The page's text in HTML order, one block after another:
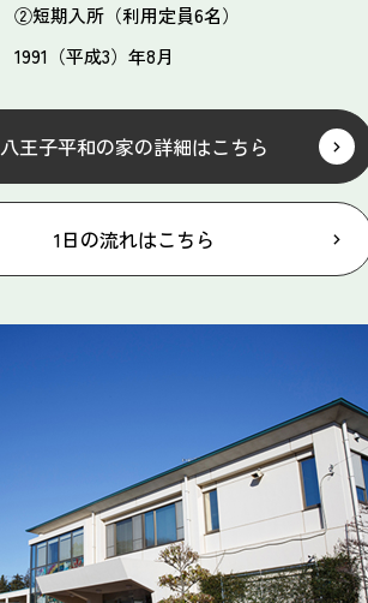
②短期入所（利用定員6名）
1991（平成3）年8月
八王子平和の家の詳細はこちら
1日の流れはこちら